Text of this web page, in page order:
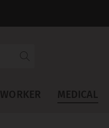
WORKER MEDICAL